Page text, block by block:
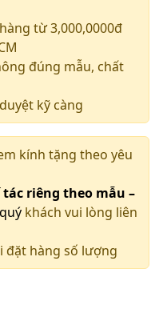
từ 3,000,0000đ
đúng mẫu, chất
kỹ càng
kính tặng theo yêu
riêng theo mẫu –
quý khách vui lòng liên
đặt hàng số lượng